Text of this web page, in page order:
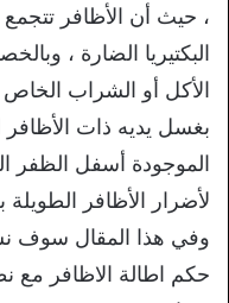
، حيث أن الأظافر
البكتيريا الضارة ،
الأكل أو الشراب الخاص
بغسل يديه ذات الأظافر
الموجودة أسفل الظفر
لأضرار الأظافر
وفي هذا المقال سوف
حكم اطالة الاظافر مع